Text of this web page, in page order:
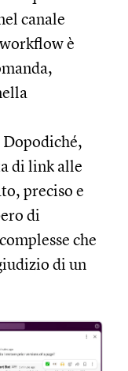
canale
è
di link alle
preciso e
di
che
di un